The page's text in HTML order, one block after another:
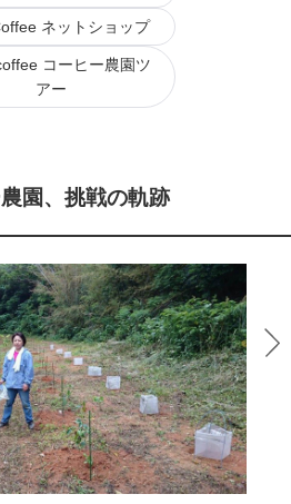
ネットショップ
コーヒー農園ツ
アー
園、挑戦の軌跡